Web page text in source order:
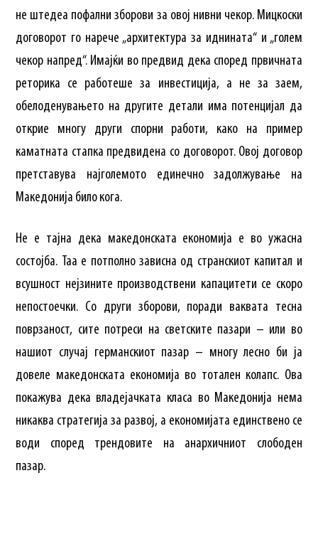
не штедеа пофални зборови за овој нивни чекор. Мицкоски
договорот го нарече „архитектура за иднината“ и „голем
чекор напред“. Имајќи во предвид дека според првичната
реторика се работеше за инвестиција, а не за заем,
обелоденувањето на другите детали има потенцијал да
открие многу други спорни работи, како на пример
каматната стапка предвидена со договорот. Овој договор
претставува најголемото единечно задолжување на
Македонија било кога.
Не е тајна дека македонската економија е во ужасна
состојба. Таа е потполно зависна од странскиот капитал и
всушност нејзините производствени капацитети се скоро
непостоечки. Со други зборови, поради ваквата тесна
поврзаност, сите потреси на светските пазари – или во
нашиот случај германскиот пазар – многу лесно би ја
довеле македонската економија во тотален колапс. Ова
покажува дека владејачката класа во Македонија нема
никаква стратегија за развој, а економијата единствено се
води според трендовите на анархичниот слободен
пазар.